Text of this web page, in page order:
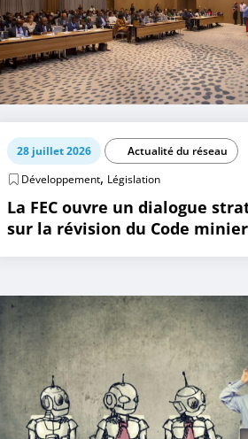
28 juillet 2026
Actualité du réseau
Développement, Législation
La FEC ouvre un dialogue
sur la révision du Code minier